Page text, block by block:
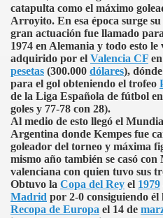
catapulta como el máximo
Arroyito. En esa época surge
gran actuación fue llamado
1974 en Alemania y todo esto
adquirido por el Valencia CF en
pesetas (300.000 dólares),
para el gol obteniendo el trofeo
de la Liga Española de fútbol
goles y 77-78 con 28).
Al medio de esto llegó el
Argentina donde Kempes fue
goleador del torneo y máxima
mismo año también se casó
valenciana con quien tuvo sus
Obtuvo la Copa del Rey el 1979
Madrid por 2-0 consiguiendo él
Recopa de Europa el 14 de